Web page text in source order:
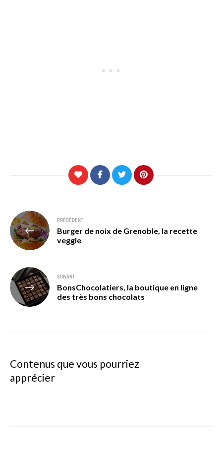
Navigation
de
l’article
PRÉCÉDENT
Burger de noix de Grenoble, la recette
veggie
SUIVANT
BonsChocolatiers, la boutique en ligne
des très bons chocolats
Contenus que vous pourriez
apprécier